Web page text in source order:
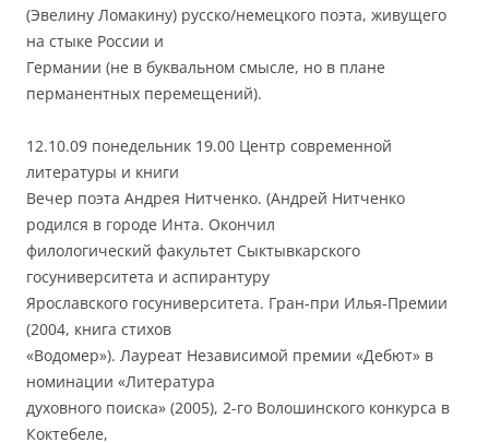
(Эвелину Ломакину) русско/немецкого поэта, живущего
на стыке России и
Германии (не в буквальном смысле, но в плане
перманентных перемещений).
12.10.09 понедельник 19.00 Центр современной
литературы и книги
Вечер поэта Андрея Нитченко. (Андрей Нитченко
родился в городе Инта. Окончил
филологический факультет Сыктывкарского
госуниверситета и аспирантуру
Ярославского госуниверситета. Гран-при Илья-Премии
(2004, книга стихов
«Водомер»). Лауреат Независимой премии «Дебют» в
номинации «Литература
духовного поиска» (2005), 2-го Волошинского конкурса в
Коктебеле,